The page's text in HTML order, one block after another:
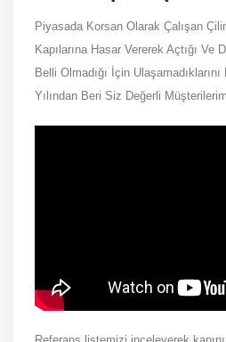
Piyasada Korsan Olarak Çalışan
Kapılarına Hasar Vererek Açtığı Ve
Belli Olmadığı İçin
Yılından Beri Siz Değerli